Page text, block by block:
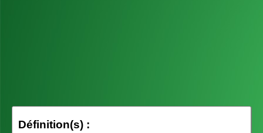
Définition(s) :